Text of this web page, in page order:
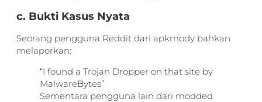
c. Bukti Kasus Nyata
Seorang pengguna Reddit dari apkmody bahkan
melaporkan:
“I found a Trojan Dropper on that site by
MalwareBytes”
Sementara pengguna lain dari modded